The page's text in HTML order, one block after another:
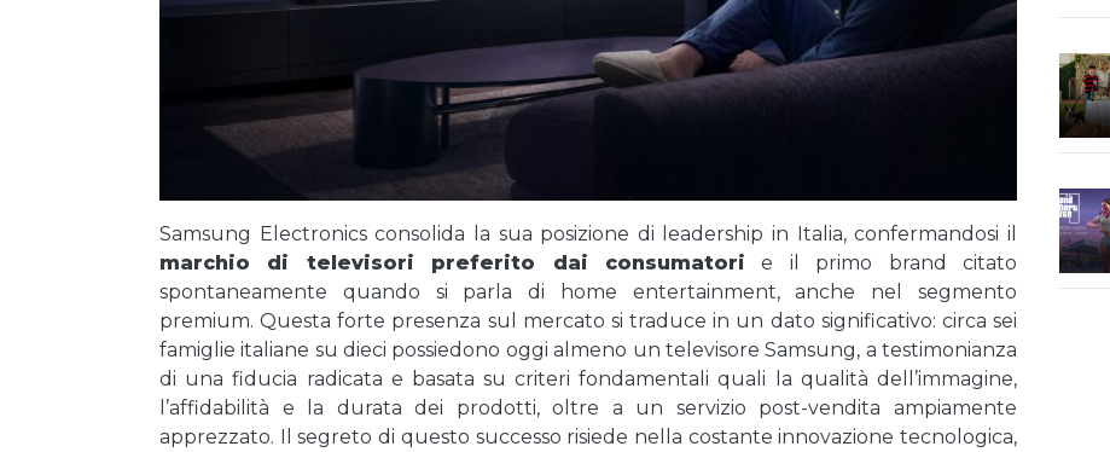
Samsung Electronics consolida la sua posizione di leadership in Italia, confermandosi il
marchio di televisori preferito dai consumatori e il primo brand citato
spontaneamente quando si parla di home entertainment, anche nel segmento
premium. Questa forte presenza sul mercato si traduce in un dato significativo: circa sei
famiglie italiane su dieci possiedono oggi almeno un televisore Samsung, a testimonianza
di una fiducia radicata e basata su criteri fondamentali quali la qualità dell’immagine,
l’affidabilità e la durata dei prodotti, oltre a un servizio post-vendita ampiamente
apprezzato. Il segreto di questo successo risiede nella costante innovazione tecnologica,